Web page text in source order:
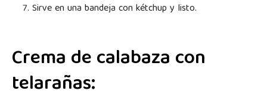
Sirve en una bandeja con kétchup y listo.
Crema de calabaza con
telarañas: